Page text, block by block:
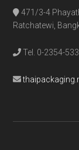
471/3-4
Ratchatewi,
Tel. 0-2354-